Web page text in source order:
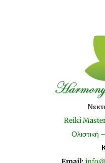
Reiki
Ολιστική